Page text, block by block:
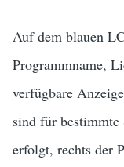
Auf dem blauen
Programmname,
verfügbare
sind für
erfolgt, rechts der